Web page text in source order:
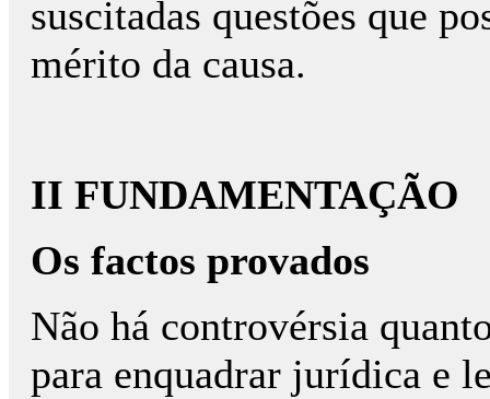
suscitadas questões que
mérito da causa.
II FUNDAMENTAÇÃO
Os factos provados
Não há controvérsia
para enquadrar jurídica e